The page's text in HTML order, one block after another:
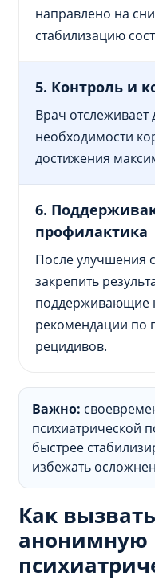
направлено на
стабилизацию
5. Контроль и
Врач отслеживает
необходимости
достижения
6.
профилактика
После улучшения
закрепить
поддерживающие
рекомендации по
рецидивов.
Важно:
психиатрической
быстрее
избежать
Как
анонимную